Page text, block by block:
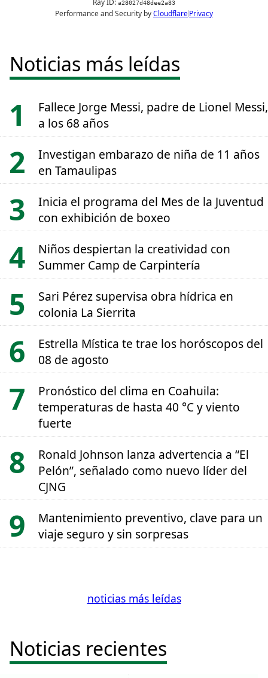
Noticias más leídas
Fallece Jorge Messi, padre de Lionel Messi,
a los 68 años
Investigan embarazo de niña de 11 años
en Tamaulipas
Inicia el programa del Mes de la Juventud
con exhibición de boxeo
Niños despiertan la creatividad con
Summer Camp de Carpintería
Sari Pérez supervisa obra hídrica en
colonia La Sierrita
Estrella Mística te trae los horóscopos del
08 de agosto
Pronóstico del clima en Coahuila:
temperaturas de hasta 40 °C y viento
fuerte
Ronald Johnson lanza advertencia a “El
Pelón”, señalado como nuevo líder del
CJNG
Mantenimiento preventivo, clave para un
viaje seguro y sin sorpresas
noticias más leídas
Noticias recientes